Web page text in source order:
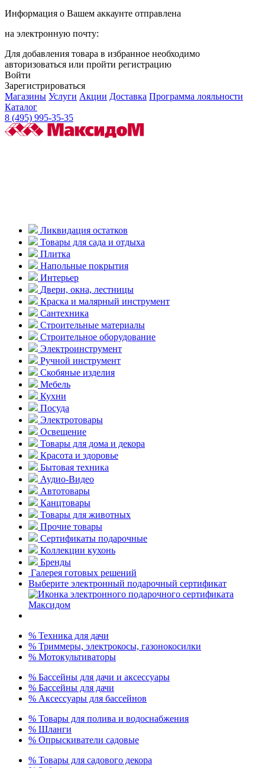
Информация о Вашем аккаунте отправлена
на электронную почту:
Для добавления товара в избранное необходимо
авторизоваться или пройти регистрацию
Войти
Зарегистрироваться
Магазины Услуги Акции Доставка Программа лояльности
Каталог
8 (495) 995-35-35
Ликвидация остатков
Товары для сада и отдыха
Плитка
Напольные покрытия
Интерьер
Двери, окна, лестницы
Краска и малярный инструмент
Сантехника
Строительные материалы
Строительное оборудование
Электроинструмент
Ручной инструмент
Скобяные изделия
Мебель
Кухни
Посуда
Электротовары
Освещение
Товары для дома и декора
Красота и здоровье
Бытовая техника
Аудио-Видео
Автотовары
Канцтовары
Товары для животных
Прочие товары
Сертификаты подарочные
Коллекции кухонь
Бренды
Галерея готовых решений
Выберите электронный подарочный сертификат
% Техника для дачи
% Триммеры, электрокосы, газонокосилки
% Мотокультиваторы
% Бассейны для дачи и аксессуары
% Бассейны для дачи
% Аксессуары для бассейнов
% Товары для полива и водоснабжения
% Шланги
% Опрыскиватели садовые
% Товары для садового декора